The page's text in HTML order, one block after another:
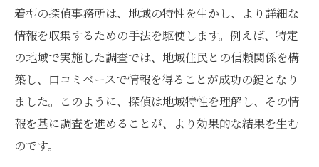
着型の探偵事務所は、地域の特性を生かし、より詳細な
情報を収集するための手法を駆使します。例えば、特定
の地域で実施した調査では、地域住民との信頼関係を構
築し、口コミベースで情報を得ることが成功の鍵となり
ました。このように、探偵は地域特性を理解し、その情
報を基に調査を進めることが、より効果的な結果を生む
のです。